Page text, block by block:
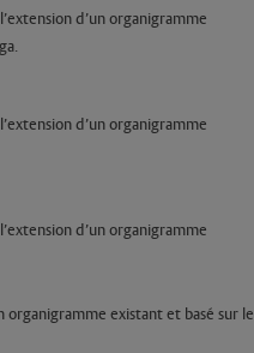
d’un organigramme
d’un organigramme
d’un organigramme
organigramme existant et basé sur le